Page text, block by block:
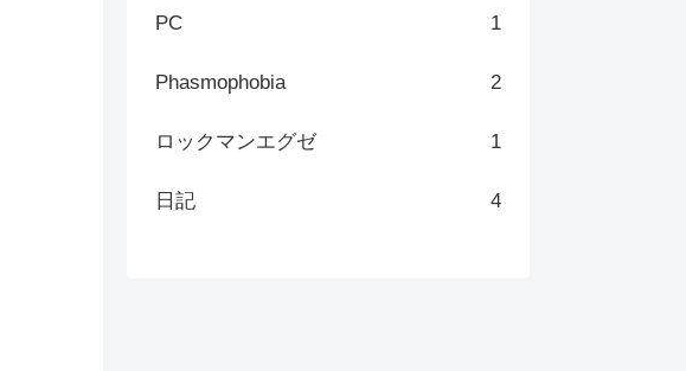
PC 1
Phasmophobia 2
ロックマンエグゼ 1
日記 4